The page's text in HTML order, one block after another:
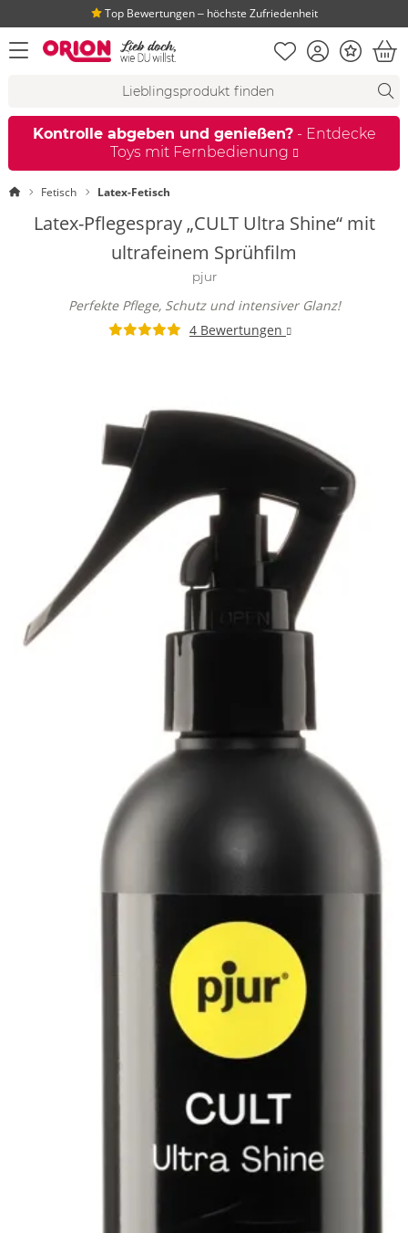
Top Bewertungen ‒ höchste Zufriedenheit
Menü öffnen Merkliste
KontoBonus
Kontrolle abgeben und genießen?- Entdecke
Toys mit Fernbedienung
Startseite
Fetisch Latex-Fetisch
Latex-Pflegespray „CULT Ultra Shine“ mit
ultrafeinem Sprühfilm
pjur
Perfekte Pflege, Schutz und intensiver Glanz!
4 Bewertungen